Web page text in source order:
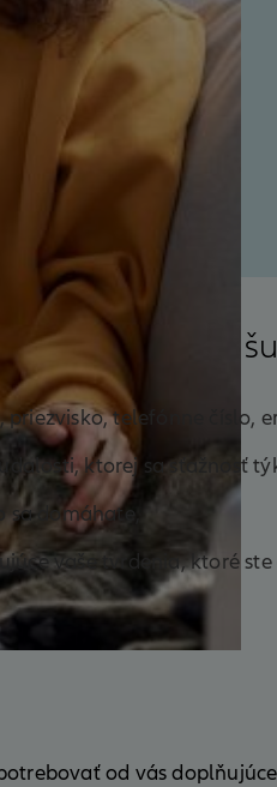
vybaviť
priezvisko, telefónne číslo,
ktorej sa sťažnosť
sa domáhate,
vaše tvrdenia, ktoré
od vás